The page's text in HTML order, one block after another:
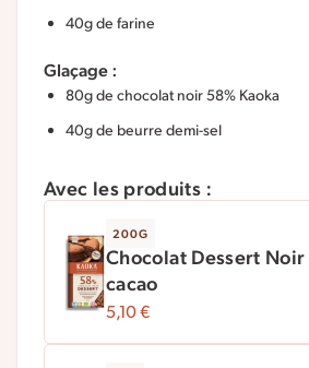
40g de farine
Glaçage :
80g de chocolat noir 58% Kaoka
40g de beurre demi-sel
Avec les produits :
200G
Chocolat Dessert
cacao
5,10€